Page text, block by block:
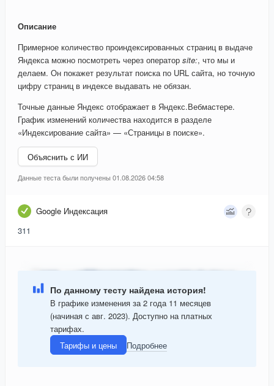
Описание
Примерное количество проиндексированных страниц в выдаче
Яндекса можно посмотреть через оператор site:, что мы и
делаем. Он покажет результат поиска по URL сайта, но точную
цифру страниц в индексе выдавать не обязан.
Точные данные Яндекс отображает в Яндекс.Вебмастере.
График изменений количества находится в разделе
«Индексирование сайта» — «Страницы в поиске».
Объяснить с ИИ
Данные теста были получены 01.08.2026 04:58
Google Индексация
311
По данному тесту найдена история!
В графике изменения за 2 года 11 месяцев
(начиная с авг. 2023). Доступно на платных
тарифах.
Тарифы и цены
Подробнее